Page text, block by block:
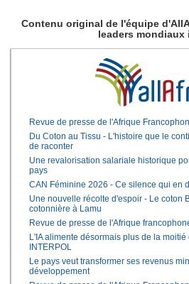
Contenu original de l'équipe
leaders mondiaux
Revue de presse de l'Afrique
Du Coton au Tissu - L'histoire que le
de raconter
Une revalorisation salariale historique
pays
CAN Féminine 2026 - Ce silence qui en
Une nouvelle récolte d'espoir - Le coton
cotonnière à Lamu
Revue de presse de l'Afrique
L'IA alimente désormais plus de la
INTERPOL
Le pays veut transformer ses revenus
développement